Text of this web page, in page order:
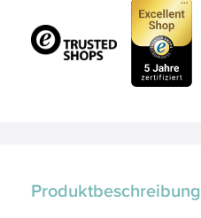
Produktbeschreibung